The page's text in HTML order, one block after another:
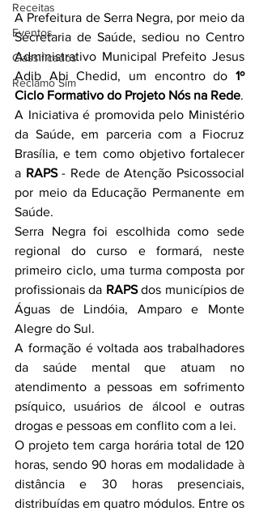
Receitas
Eventos
Classificados
Reclamo Sim
A Prefeitura de Serra Negra, por meio da
Secretaria de Saúde, sediou no Centro
Administrativo Municipal Prefeito Jesus
Adib Abi Chedid, um encontro do 1º
Ciclo Formativo do Projeto Nós na Rede.
A Iniciativa é promovida pelo Ministério
da Saúde, em parceria com a Fiocruz
Brasília, e tem como objetivo fortalecer
a RAPS - Rede de Atenção Psicossocial
por meio da Educação Permanente em
Saúde.
Serra Negra foi escolhida como sede
regional do curso e formará, neste
primeiro ciclo, uma turma composta por
profissionais da RAPS dos municípios de
Águas de Lindóia, Amparo e Monte
Alegre do Sul.
A formação é voltada aos trabalhadores
da saúde mental que atuam no
atendimento a pessoas em sofrimento
psíquico, usuários de álcool e outras
drogas e pessoas em conflito com a lei.
O projeto tem carga horária total de 120
horas, sendo 90 horas em modalidade à
distância e 30 horas presenciais,
distribuídas em quatro módulos. Entre os